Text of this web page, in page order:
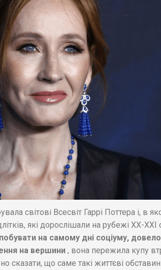
світові Всесвіт Гаррі Поттера і, в
які дорослішали на рубежі XX-
на самому дні соціуму,
на вершини , вона пережила купу
сказати, що саме такі життєві